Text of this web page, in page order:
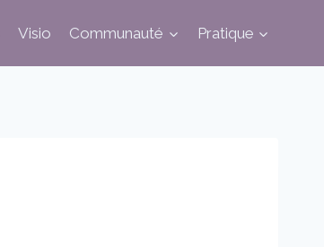
Visio Communauté Pratique